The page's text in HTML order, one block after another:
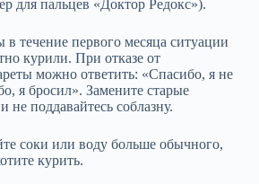
для пальцев «Доктор Редокс»).
в течение первого месяца ситуации
курили. При отказе от
можно ответить: «Спасибо, я не
я бросил». Замените старые
поддавайтесь соблазну.
соки или воду больше обычного,
курить.